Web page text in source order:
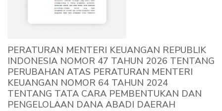
PERATURAN MENTERI KEUANGAN REPUBLIK
INDONESIA NOMOR 47 TAHUN 2026 TENTANG
PERUBAHAN ATAS PERATURAN MENTERI
KEUANGAN NOMOR 64 TAHUN 2024
TENTANG TATA CARA PEMBENTUKAN DAN
PENGELOLAAN DANA ABADI DAERAH